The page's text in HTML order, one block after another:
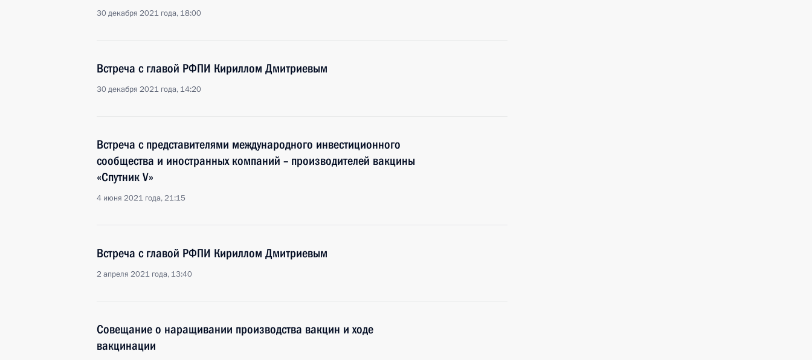
30 декабря 2021 года, 18:00
Встреча с главой РФПИ Кириллом Дмитриевым
30 декабря 2021 года, 14:20
Встреча с представителями международного инвестиционного
сообщества и иностранных компаний – производителей вакцины
«Спутник V»
4 июня 2021 года, 21:15
Встреча с главой РФПИ Кириллом Дмитриевым
2 апреля 2021 года, 13:40
Совещание о наращивании производства вакцин и ходе
вакцинации